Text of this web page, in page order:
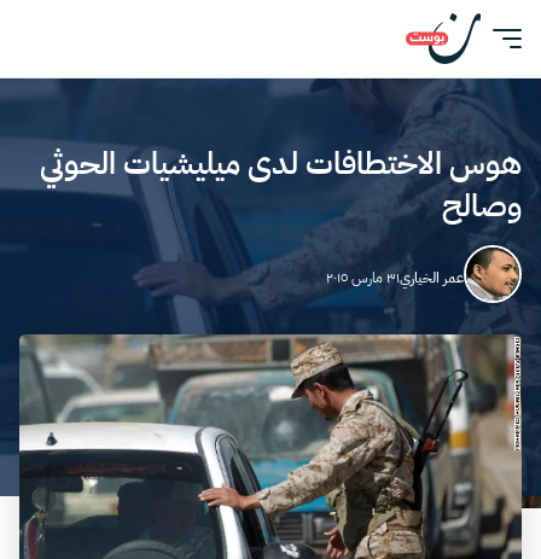
هوس الاختطافات لدى ميليشيات الحوثي
وصالح
عمر الخياري٣١ مارس ٢٠١٥